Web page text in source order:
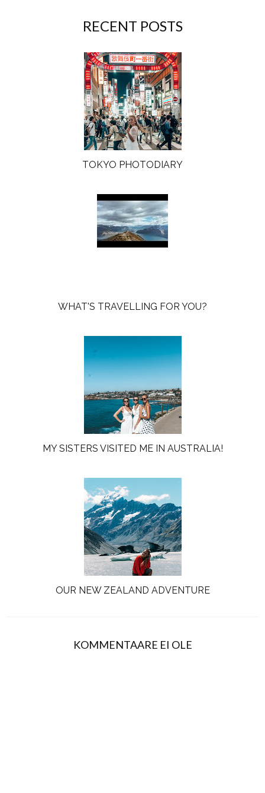
RECENT POSTS
TOKYO PHOTODIARY
WHAT'S TRAVELLING FOR YOU?
MY SISTERS VISITED ME IN AUSTRALIA!
OUR NEW ZEALAND ADVENTURE
KOMMENTAARE EI OLE